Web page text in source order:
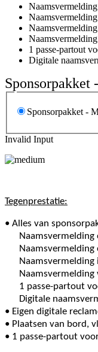
1 passe-partout
Digitale
Sponsorpakket
Sponsorpakket -
Invalid Input
Tegenprestatie:
• Alles van
Naamsvermelding
Naamsvermelding
Naamsvermelding
1 passe-partout
Digitale
• Eigen digitale
• Plaatsen van bord,
• 1 passe-partout